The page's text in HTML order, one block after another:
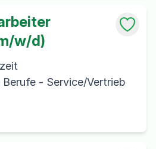
w/d)
- Service/Vertrieb